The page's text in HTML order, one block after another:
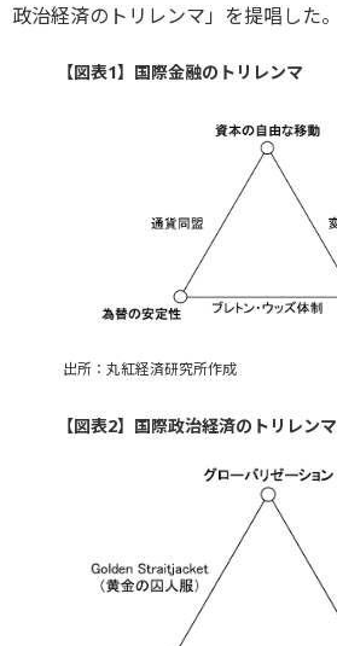
政治経済のトリレンマ」を提唱した。
【図表1】国際金融のトリレンマ
出所：丸紅経済研究所作成
【図表2】国際政治経済のトリレンマ